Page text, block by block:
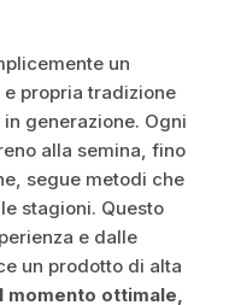
un
propria tradizione
generazione. Ogni
alla semina, fino
segue metodi che
stagioni. Questo
e dalle
un prodotto di alta
momento ottimale,